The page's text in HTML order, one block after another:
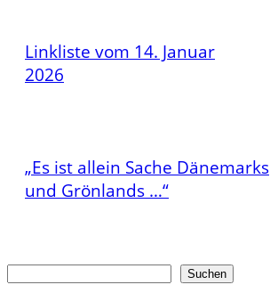
Linkliste vom 14. Januar
2026
„Es ist allein Sache Dänemarks
und Grönlands …“
Suchen